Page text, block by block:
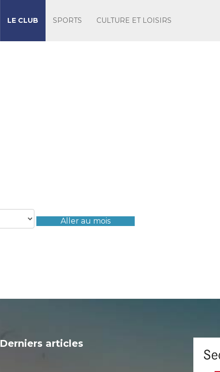
LE CLUB SPORTS CULTURE ET LOISIRS
Aller au mois
Derniers articles